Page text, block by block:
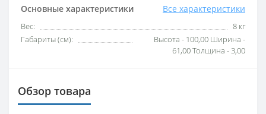
Основные характеристики Все характеристики
Вес:
8 кг
Габариты (см):
Высота - 100,00 Ширина -
61,00 Толщина - 3,00
Обзор товара